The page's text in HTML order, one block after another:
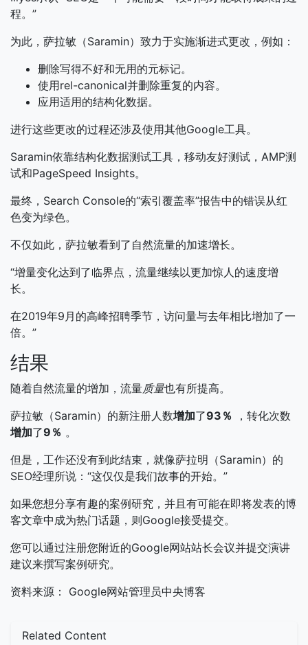
程。”
为此，萨拉敏（Saramin）致力于实施渐进式更改，例如：
删除写得不好和无用的元标记。
使用rel-canonical并删除重复的内容。
应用适用的结构化数据。
进行这些更改的过程还涉及使用其他Google工具。
Saramin依靠结构化数据测试工具，移动友好测试，AMP测
试和PageSpeed Insights。
最终，Search Console的“索引覆盖率”报告中的错误从红
色变为绿色。
不仅如此，萨拉敏看到了自然流量的加速增长。
“增量变化达到了临界点，流量继续以更加惊人的速度增
长。
在2019年9月的高峰招聘季节，访问量与去年相比增加了一
倍。”
结果
随着自然流量的增加，流量质量也有所提高。
萨拉敏（Saramin）的新注册人数增加了93％ ，转化次数
增加了9％ 。
但是，工作还没有到此结束，就像萨拉明（Saramin）的
SEO经理所说：“这仅仅是我们故事的开始。”
如果您想分享有趣的案例研究，并且有可能在即将发表的博
客文章中成为热门话题，则Google接受提交。
您可以通过注册您附近的Google网站站长会议并提交演讲
建议来撰写案例研究。
资料来源： Google网站管理员中央博客
Related Content